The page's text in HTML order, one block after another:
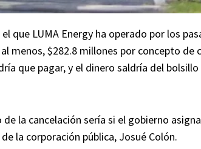
que LUMA Energy ha operado por los
menos, $282.8 millones por concepto de
que pagar, y el dinero saldría del bolsillo
la cancelación sería si el gobierno
la corporación pública, Josué Colón.